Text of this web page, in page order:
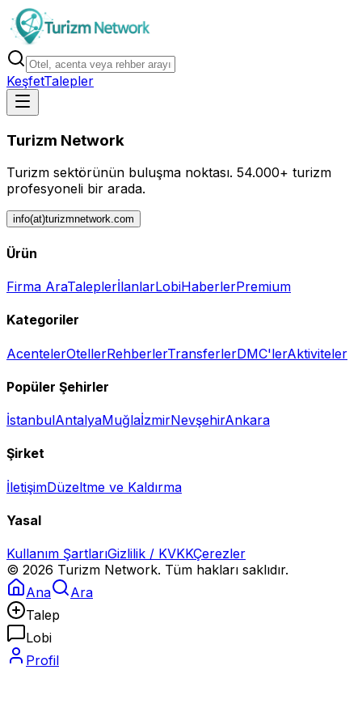
KeşfetTalepler
Turizm Network
Turizm sektörünün buluşma noktası. 54.000+ turizm
profesyoneli bir arada.
info(at)turizmnetwork.com
Ürün
Firma AraTaleplerİlanlarLobiHaberlerPremium
Kategoriler
AcentelerOtellerRehberlerTransferlerDMC'lerAktiviteler
Popüler Şehirler
İstanbulAntalyaMuğlaİzmirNevşehirAnkara
Şirket
İletişimDüzeltme ve Kaldırma
Yasal
Kullanım ŞartlarıGizlilik / KVKKÇerezler
© 2026 Turizm Network. Tüm hakları saklıdır.
Ana
Ara
Talep
Lobi
Profil